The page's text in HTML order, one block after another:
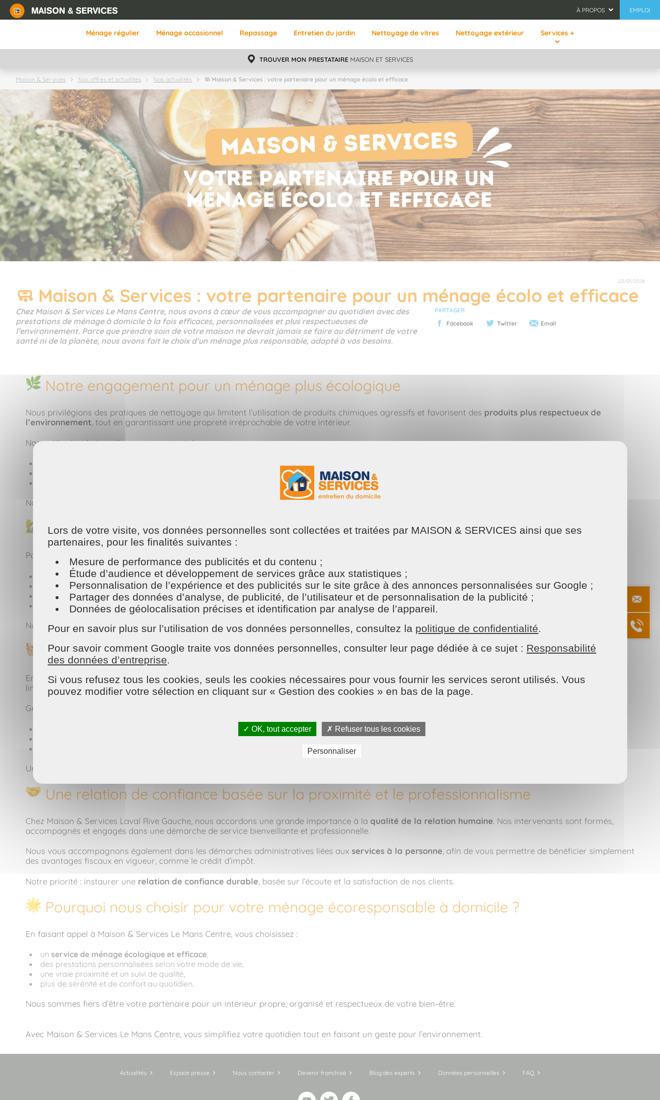
Aller
À PROPOS EMPLOI
Ménage régulier Ménage occasionnel Repassage Entretien du jardin Nettoyage de vitres Nettoyage extérieur Services +
TROUVER MON PRESTATAIRE MAISON ET SERVICES
Maison & Services Nos offres et actualités Nos actualités 🧼 Maison & Services : votre partenaire pour un ménage écolo et efficace
22/01/2026
🧼 Maison & Services : votre partenaire pour un ménage écolo et efficace
Chez Maison & Services Le Mans Centre, nous avons à cœur de vous accompagner au quotidien avec des
prestations de ménage à domicile à la fois efficaces, personnalisées et plus respectueuses de
l’environnement. Parce que prendre soin de votre maison ne devrait jamais se faire au détriment de votre
santé ni de la planète, nous avons fait le choix d’un ménage plus responsable, adapté à vos besoins.
PARTAGER
Facebook
Twitter Email
Notre engagement pour un ménage plus écologique
Nous privilégions des pratiques de nettoyage qui limitent l’utilisation de produits chimiques agressifs et favorisent des produits plus respectueux de
l’environnement, tout en garantissant une propreté irréprochable de votre intérieur.
Nos méthodes de travail nous permettent de :
Notre objectif est simple : vous offrir un ménage écologique à domicile, sans compromis sur l’efficacité.
Des prestations de ménage adaptées à chaque foyer
Parce que chaque maison et chaque famille ont des besoins différents, nous construisons avec vous des
entretien régulier de votre logement,
nettoyage des sols, surfaces et sanitaires,
entretien de la cuisine,
dépoussiérage et organisation de l’espace.
Nous intervenons selon la fréquence qui vous convient, pour vous permettre de profiter d’unintérieur propre, sain et agréable, tout au long de l’année.
Notre service de repassage à domicile : un vrai gain de temps
En complément du ménage, nous proposons également unservice de repassage à domicile, pensé pour vous simplifier la vie. Nous prenons soin de votre
linge avec attention, dans le respect des matières, tout en optimisant le temps et la consommation d’énergie.
Grâce à ce service, vous pouvez :
Un confort supplémentaire qui fait toute la différence dans une organisation de vie déjà bien remplie.
Une relation de confiance basée sur la proximité et le professionnalisme
Chez Maison & Services Laval Rive Gauche, nous accordons une grande importance à la qualité de la relation humaine. Nos intervenants sont formés,
accompagnés et engagés dans une démarche de service bienveillante et professionnelle.
Nous vous accompagnons également dans les démarches administratives liées aux services à la personne, afin de vous permettre de bénéficier simplement
des avantages fiscaux en vigueur, comme le crédit d’impôt.
Notre priorité : instaurer une relation de confiance durable , basée sur l’écoute et la satisfaction de nos clients.
Pourquoi nous choisir pour votre ménage écoresponsable à domicile ?
En faisant appel à Maison & Services Le Mans Centre, vous choisissez :
un service de ménage écologique et efficace,
des prestations personnalisées selon votre mode de vie,
une vraie proximité et un suivi de qualité,
plus de sérénité et de confort au quotidien.
Nous sommes fiers d’être votre partenaire pour un intérieur propre, organisé et respectueux de votre bien-être.
Avec Maison & Services Le Mans Centre, vous simplifiez votre quotidien tout en faisant un geste pour l’environnement.
Actualités Espace presse Nous contacter Devenir franchisé Blog des experts Données personnelles FAQ
Lors de votre visite, vos données personnelles sont collectées et traitées par MAISON & SERVICES ainsi que ses
partenaires, pour les finalités suivantes :
Mesure de performance des publicités et du contenu ;
Étude d’audience et développement de services grâce aux statistiques ;
Personnalisation de l’expérience et des publicités sur le site grâce à des annonces personnalisées sur Google ;
Partager des données d’analyse, de publicité, de l’utilisateur et de personnalisation de la publicité ;
Données de géolocalisation précises et identification par analyse de l’appareil.
Pour en savoir plus sur l’utilisation de vos données personnelles, consultez la politique de confidentialité
Pour savoir comment Google traite vos données personnelles, consulter leur page dédiée à ce sujet : Responsabilité
des données d’entreprise
Si vous refusez tous les cookies, seuls les cookies nécessaires pour vous fournir les services seront utilisés. Vous
pouvez modifier votre sélection en cliquant sur « Gestion des cookies » en bas de la page.
✓ OK, tout accepter ✗ Refuser tous les cookies
Personnaliser